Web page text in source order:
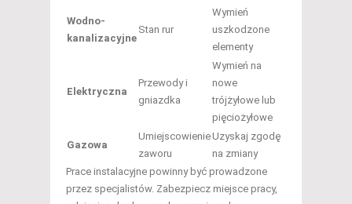
Wodno-
kanalizacyjne
Stan rur
Wymień
uszkodzone
elementy
Elektryczna
Przewody i
gniazdka
Wymień na
nowe
trójżyłowe lub
pięciożyłowe
Gazowa
Umiejscowienie
zaworu
Uzyskaj zgodę
na zmiany
Prace instalacyjne powinny być prowadzone
przez specjalistów. Zabezpiecz miejsce pracy,